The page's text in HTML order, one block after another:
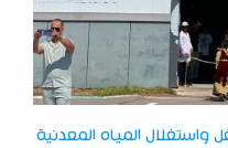
المياه المعدنية